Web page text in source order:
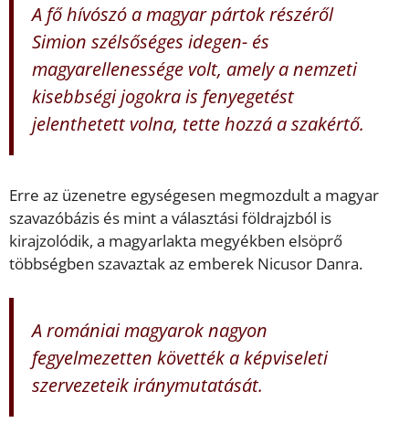
A fő hívószó a magyar pártok részéről
Simion szélsőséges idegen- és
magyarellenessége volt, amely a nemzeti
kisebbségi jogokra is fenyegetést
jelenthetett volna, tette hozzá a szakértő.
Erre az üzenetre egységesen megmozdult a magyar
szavazóbázis és mint a választási földrajzból is
kirajzolódik, a magyarlakta megyékben elsöprő
többségben szavaztak az emberek Nicusor Danra.
A romániai magyarok nagyon
fegyelmezetten követték a képviseleti
szervezeteik iránymutatását.